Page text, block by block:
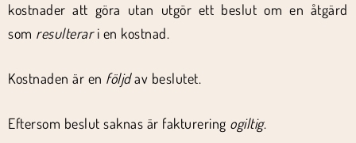
kostnader att göra utan utgör ett beslut om en åtgärd
som resulterari en kostnad.
Kostnaden är en följdav beslutet.
Eftersom beslut saknas är fakturering ogiltig.